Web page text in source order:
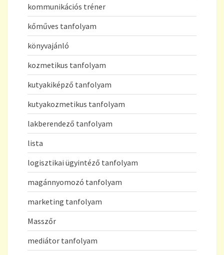
kommunikációs tréner
kőműves tanfolyam
könyvajánló
kozmetikus tanfolyam
kutyakiképző tanfolyam
kutyakozmetikus tanfolyam
lakberendező tanfolyam
lista
logisztikai ügyintéző tanfolyam
magánnyomozó tanfolyam
marketing tanfolyam
Masszőr
mediátor tanfolyam